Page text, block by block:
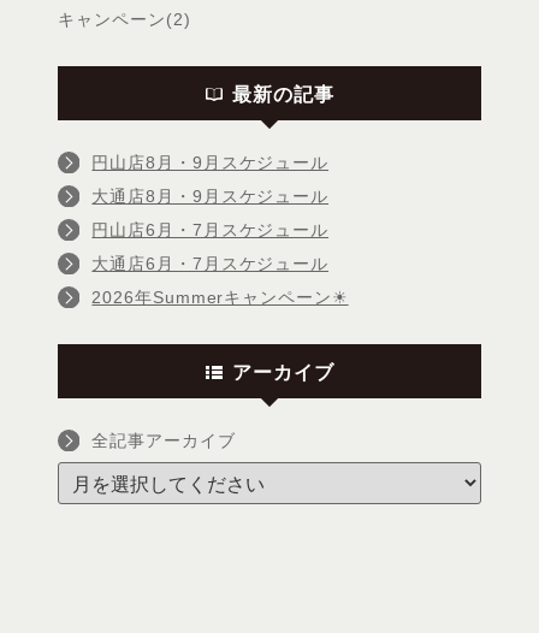
キャンペーン(2)
最新の記事
円山店8月・9月スケジュール
大通店8月・9月スケジュール
円山店6月・7月スケジュール
大通店6月・7月スケジュール
2026年Summerキャンペーン☀
アーカイブ
全記事アーカイブ